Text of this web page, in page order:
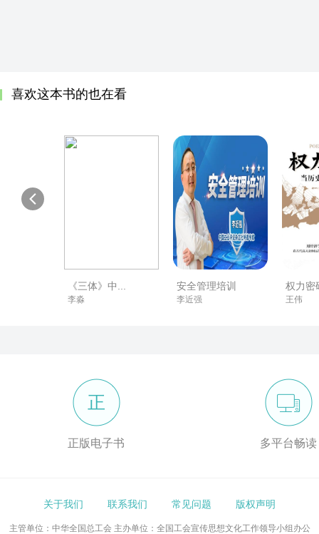
喜欢这本书的也在看
《三体》中...
李淼
安全管理培训
李近强
权力
王伟
正
正版电子书 多平台畅读
关于我们 联系我们 常见问题 版权声明
主管单位：中华全国总工会 主办单位：全国工会宣传思想文化工作领导小组办公